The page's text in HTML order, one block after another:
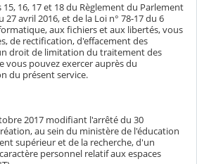
16, 17 et 18 du Règlement du Parlement
avril 2016, et de la Loi n° 78-17 du 6
aux fichiers et aux libertés, vous
de rectification, d'effacement des
droit de limitation du traitement des
vous pouvez exercer auprès du
du présent service.
2017 modifiant l'arrêté du 30
au sein du ministère de l'éducation
supérieur et de la recherche, d'un
personnel relatif aux espaces